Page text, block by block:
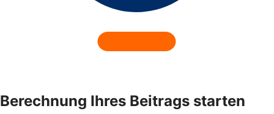
Berechnung Ihres Beitrags starten